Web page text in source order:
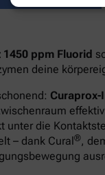
1450 ppm Fluorid
deine
Curaprox-
unter die
– dank Cural®,